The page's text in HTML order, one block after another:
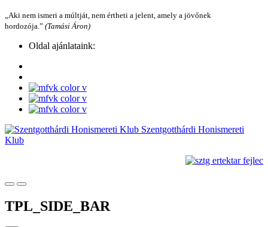
„Aki nem ismeri a múltját, nem értheti a jelent, amely a jövőnek
hordozója.” (Tamási Áron)
Oldal ajánlataink:
Szentgotthárdi Honismereti
Klub
TPL_SIDE_BAR